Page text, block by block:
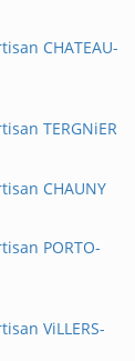
CHATEAU-
TERGNiER
CHAUNY
PORTO-
ViLLERS-